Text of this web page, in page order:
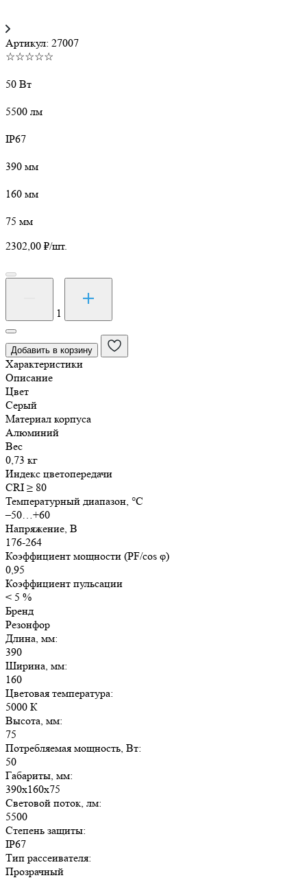
Артикул: 27007
☆☆☆☆☆
50 Вт
5500 лм
IP67
390 мм
160 мм
75 мм
2302,00 ₽/шт.
Количество
товара
Светильник
светодиодный
консольный
СКУ-
S
1
Добавить в корзину
Характеристики
Описание
Цвет
Серый
Материал корпуса
Алюминий
Вес
0,73 кг
Индекс цветопередачи
CRI ≥ 80
Температурный диапазон, °C
–50…+60
Напряжение, В
176-264
Коэффициент мощности (PF/cos φ)
0,95
Коэффициент пульсации
< 5 %
Бренд
Резонфор
Длина, мм:
390
Ширина, мм:
160
Цветовая температура:
5000 К
Высота, мм:
75
Потребляемая мощность, Вт:
50
Габариты, мм:
390х160х75
Световой поток, лм:
5500
Степень защиты:
IP67
Тип рассеивателя:
Прозрачный